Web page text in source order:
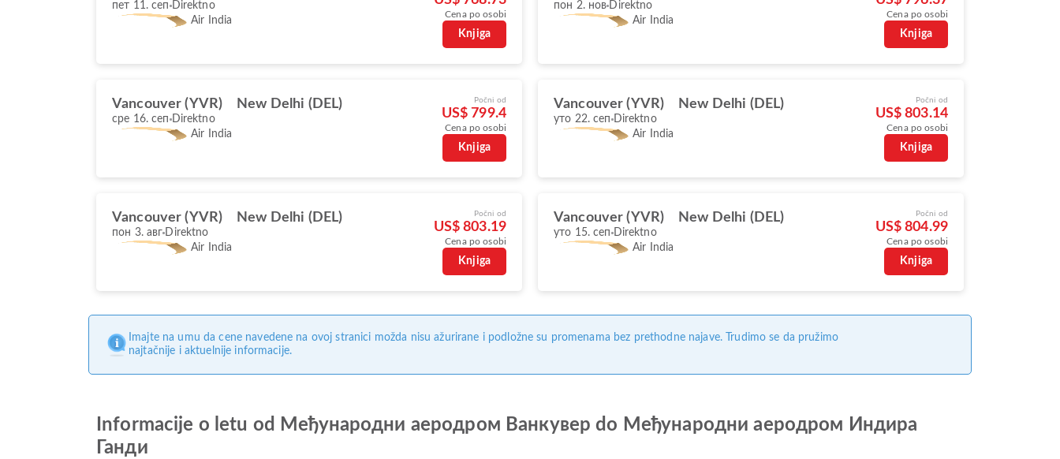
пет 11. сеп Direktno
Air India
Cena po osobi
Knjiga
пон 2. нов Direktno
Air India
Cena po osobi
Knjiga
Vancouver (YVR) New Delhi (DEL)
сре 16. сеп Direktno
Air India
Počni od
US$ 799.4
Cena po osobi
Knjiga
Vancouver (YVR) New Delhi (DEL)
уто 22. сеп Direktno
Air India
Počni od
US$ 803.14
Cena po osobi
Knjiga
Vancouver (YVR) New Delhi (DEL)
пон 3. авг Direktno
Air India
Počni od
US$ 803.19
Cena po osobi
Knjiga
Vancouver (YVR) New Delhi (DEL)
уто 15. сеп Direktno
Air India
Počni od
US$ 804.99
Cena po osobi
Knjiga
Imajte na umu da cene navedene na ovoj stranici možda nisu ažurirane i podložne su promenama bez prethodne najave. Trudimo se da pružimo
najtačnije i aktuelnije informacije.
Informacije o letu od Међународни аеродром Ванкувер do Међународни аеродром Индира
Ганди